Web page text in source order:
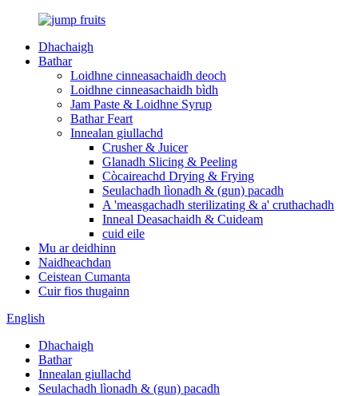
Dhachaigh
Bathar
Loidhne cinneasachaidh deoch
Loidhne cinneasachaidh bìdh
Jam Paste & Loidhne Syrup
Bathar Feart
Innealan giullachd
Crusher & Juicer
Glanadh Slicing & Peeling
Còcaireachd Drying & Frying
Seulachadh lìonadh & (gun) pacadh
A 'measgachadh sterilizating & a' cruthachadh
Inneal Deasachaidh & Cuideam
cuid eile
Mu ar deidhinn
Naidheachdan
Ceistean Cumanta
Cuir fios thugainn
English
Dhachaigh
Bathar
Innealan giullachd
Seulachadh lìonadh & (gun) pacadh